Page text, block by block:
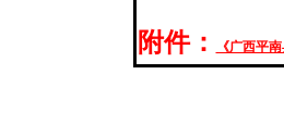
附件： 《广西平